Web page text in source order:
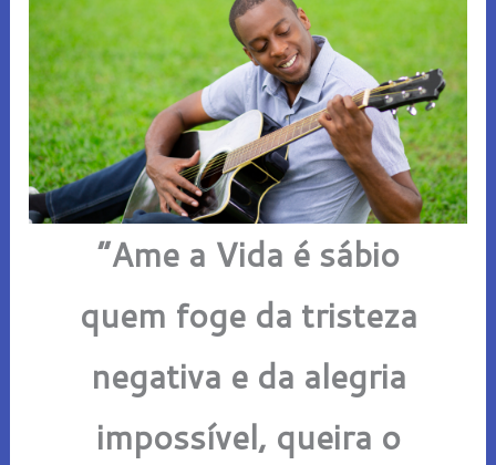
“Ame a Vida é sábio
quem foge da tristeza
negativa e da alegria
impossível, queira o